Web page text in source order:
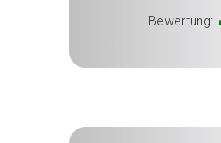
Bewertung: